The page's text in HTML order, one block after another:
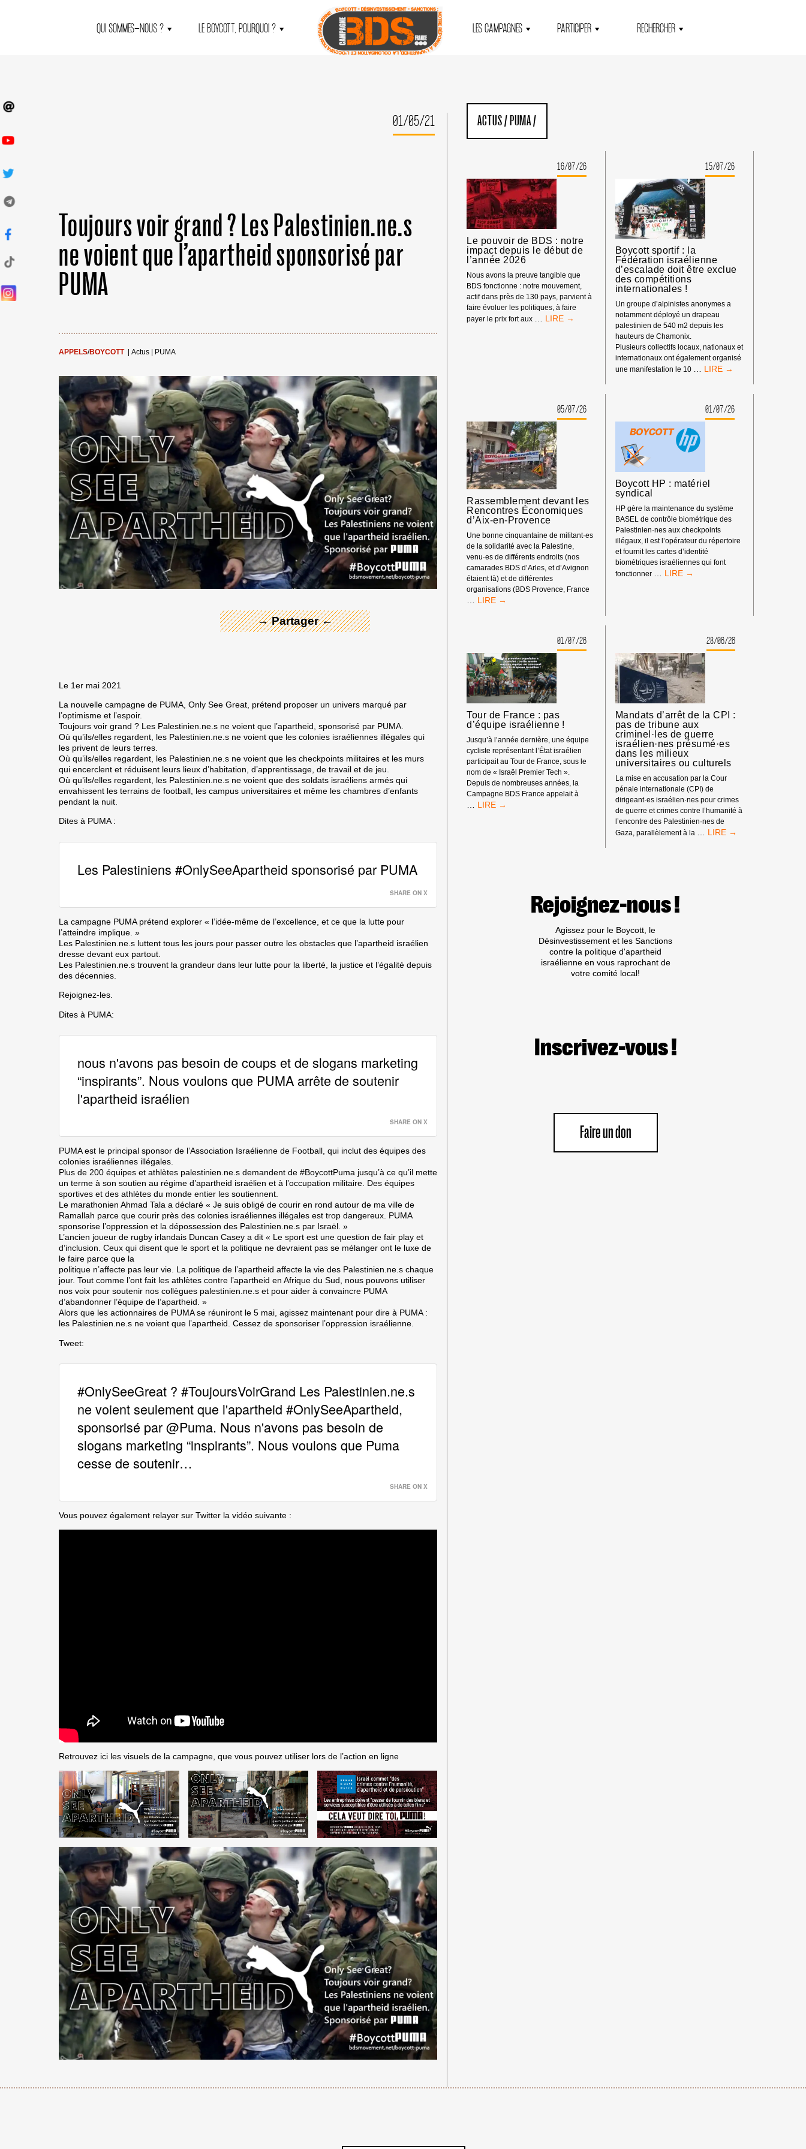
QUI SOMMES-NOUS ? LE BOYCOTT, POURQUOI ? LES CAMPAGNES PARTICIPER RECHERCHER
01/05/21
Toujours voir grand ? Les Palestinien.ne.s
ne voient que l’apartheid sponsorisé par
PUMA
APPELS/BOYCOTT |Actus PUMA
→ Partager ←
← Merci ! →
Le 1er mai 2021
La nouvelle campagne de PUMA, Only See Great, prétend proposer un univers marqué par
l’optimisme et l’espoir.
Toujours voir grand ? Les Palestinien.ne.s ne voient que l’apartheid, sponsorisé par PUMA.
Où qu’ils/elles regardent, les Palestinien.ne.s ne voient que les colonies israéliennes illégales qui
les privent de leurs terres.
Où qu’ils/elles regardent, les Palestinien.ne.s ne voient que les checkpoints militaires et les murs
qui encerclent et réduisent leurs lieux d’habitation, d’apprentissage, de travail et de jeu.
Où qu’ils/elles regardent, les Palestinien.ne.s ne voient que des soldats israéliens armés qui
envahissent les terrains de football, les campus universitaires et même les chambres d’enfants
pendant la nuit.
Dites à PUMA :
Les Palestiniens #OnlySeeApartheid sponsorisé par PUMA
SHARE ON X
La campagne PUMA prétend explorer « l’idée-même de l’excellence, et ce que la lutte pour
l’atteindre implique. »
Les Palestinien.ne.s luttent tous les jours pour passer outre les obstacles que l’apartheid israélien
dresse devant eux partout.
Les Palestinien.ne.s trouvent la grandeur dans leur lutte pour la liberté, la justice et l’égalité depuis
des décennies.
Rejoignez-les.
Dites à PUMA:
nous n'avons pas besoin de coups et de slogans marketing
“inspirants”. Nous voulons que PUMA arrête de soutenir
l'apartheid israélien
SHARE ON X
PUMA est le principal sponsor de l’Association Israélienne de Football, qui inclut des équipes des
colonies israéliennes illégales.
Plus de 200 équipes et athlètes palestinien.ne.s demandent de #BoycottPuma jusqu’à ce qu’il mette
un terme à son soutien au régime d’apartheid israélien et à l’occupation militaire. Des équipes
sportives et des athlètes du monde entier les soutiennent.
Le marathonien Ahmad Tala a déclaré « Je suis obligé de courir en rond autour de ma ville de
Ramallah parce que courir près des colonies israéliennes illégales est trop dangereux. PUMA
sponsorise l’oppression et la dépossession des Palestinien.ne.s par Israël. »
L’ancien joueur de rugby irlandais Duncan Casey a dit « Le sport est une question de fair play et
d’inclusion. Ceux qui disent que le sport et la politique ne devraient pas se mélanger ont le luxe de
le faire parce que la
politique n’affecte pas leur vie. La politique de l’apartheid affecte la vie des Palestinien.ne.s chaque
jour. Tout comme l’ont fait les athlètes contre l’apartheid en Afrique du Sud, nous pouvons utiliser
nos voix pour soutenir nos collègues palestinien.ne.s et pour aider à convaincre PUMA
d’abandonner l’équipe de l’apartheid. »
Alors que les actionnaires de PUMA se réuniront le 5 mai, agissez maintenant pour dire à PUMA :
les Palestinien.ne.s ne voient que l’apartheid. Cessez de sponsoriser l’oppression israélienne.
Tweet:
#OnlySeeGreat ? #ToujoursVoirGrand Les Palestinien.ne.s
ne voient seulement que l'apartheid #OnlySeeApartheid,
sponsorisé par @Puma. Nous n'avons pas besoin de
slogans marketing “inspirants”. Nous voulons que Puma
cesse de soutenir…
SHARE ON X
Vous pouvez également relayer sur Twitter la vidéo suivante :
Retrouvez ici les visuels de la campagne, que vous pouvez utiliser lors de l’action en ligne
ACTUS/ PUMA/
16/07/26
Le pouvoir de BDS : notre
impact depuis le début de
l’année 2026
Nous avons la preuve tangible que
BDS fonctionne : notre mouvement,
actif dans près de 130 pays, parvient à
faire évoluer les politiques, à faire
payer le prix fort aux
LE
DÉBUT
DE
L’ANNÉE
2026
15/07/26
Boycott sportif : la
Fédération israélienne
d’escalade doit être exclue
des compétitions
internationales !
Un groupe d’alpinistes anonymes a
notamment déployé un drapeau
palestinien de 540 m2 depuis les
hauteurs de Chamonix.
Plusieurs collectifs locaux, nationaux et
internationaux ont également organisé
une manifestation le 10
BOYCOTT
FÉDÉRATION
ISRAÉLIENNE
COMPÉTITIONS
!
05/07/26
Rassemblement devant les
Rencontres Économiques
d’Aix-en-Provence
Une bonne cinquantaine de militant·es
de la solidarité avec la Palestine,
venu·es de différents endroits (nos
camarades BDS d’Arles, et d’Avignon
étaient là) et de différentes
organisations (BDS Provence, France
RASSEMBLEMENT
D’AIX-
EN-
PROVENCE
01/07/26
Boycott HP : matériel
syndical
HP gère la maintenance du système
BASEL de contrôle biométrique des
Palestinien·nes aux checkpoints
illégaux, il est l’opérateur du répertoire
et fournit les cartes d’identité
biométriques israéliennes qui font
fonctionner
BOYCOTT
01/07/26
Tour de France : pas
d’équipe israélienne !
Jusqu’à l’année dernière, une équipe
cycliste représentant l’État israélien
participait au Tour de France, sous le
nom de « Israël Premier Tech ».
Depuis de nombreuses années, la
Campagne BDS France appelait à
TOUR
28/06/26
Mandats d’arrêt de la CPI :
pas de tribune aux
criminel·les de guerre
israélien·nes présumé·es
dans les milieux
universitaires ou culturels
La mise en accusation par la Cour
pénale internationale (CPI) de
dirigeant·es israélien·nes pour crimes
de guerre et crimes contre l’humanité à
l’encontre des Palestinien·nes de
Gaza, parallèlement à la
MANDATS
Rejoignez-nous !
Agissez pour le Boycott, le
Désinvestissement et les Sanctions
contre la politique d'apartheid
israélienne en vous raprochant de
votre comité local!
Inscrivez-vous !
Faire un don